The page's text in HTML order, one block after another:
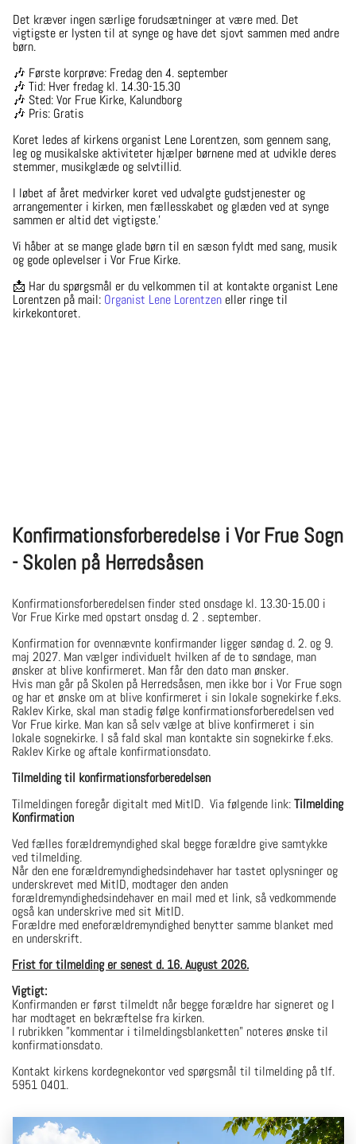
Det kræver ingen særlige forudsætninger at være med. Det
vigtigste er lysten til at synge og have det sjovt sammen med andre
børn.
🎶 Første korprøve: Fredag den 4. september
🎶 Tid: Hver fredag kl. 14.30-15.30
🎶 Sted: Vor Frue Kirke, Kalundborg
🎶 Pris: Gratis
Koret ledes af kirkens organist Lene Lorentzen, som gennem sang,
leg og musikalske aktiviteter hjælper børnene med at udvikle deres
stemmer, musikglæde og selvtillid.
I løbet af året medvirker koret ved udvalgte gudstjenester og
arrangementer i kirken, men fællesskabet og glæden ved at synge
sammen er altid det vigtigste.'
Vi håber at se mange glade børn til en sæson fyldt med sang, musik
og gode oplevelser i Vor Frue Kirke.
📩 Har du spørgsmål er du velkommen til at kontakte organist Lene
Lorentzen på mail: Organist Lene Lorentzen eller ringe til
kirkekontoret.
Konfirmationsforberedelse i Vor Frue Sogn
- Skolen på Herredsåsen
Konfirmationsforberedelsen finder sted onsdage kl. 13.30-15.00 i
Vor Frue Kirke med opstart onsdag d. 2 . september.
Konfirmation for ovennævnte konfirmander ligger søndag d. 2. og 9.
maj 2027. Man vælger individuelt hvilken af de to søndage, man
ønsker at blive konfirmeret. Man får den dato man ønsker.
Hvis man går på Skolen på Herredsåsen, men ikke bor i Vor Frue sogn
og har et ønske om at blive konfirmeret i sin lokale sognekirke f.eks.
Raklev Kirke, skal man stadig følge konfirmationsforberedelsen ved
Vor Frue kirke. Man kan så selv vælge at blive konfirmeret i sin
lokale sognekirke. I så fald skal man kontakte sin sognekirke f.eks.
Raklev Kirke og aftale konfirmationsdato.
Tilmelding til konfirmationsforberedelsen
Tilmeldingen foregår digitalt med MitID. Via følgende link:Tilmelding
Konfirmation
Ved fælles forældremyndighed skal begge forældre give samtykke
ved tilmelding.
Når den ene forældremyndighedsindehaver har tastet oplysninger og
underskrevet med MitID, modtager den anden
forældremyndighedsindehaver en mail med et link, så vedkommende
også kan underskrive med sit MitID.
Forældre med eneforældremyndighed benytter samme blanket med
en underskrift.
Frist for tilmelding er senest d. 16. August 2026.
Vigtigt:
Konfirmanden er først tilmeldt når begge forældre har signeret og I
har modtaget en bekræftelse fra kirken.
I rubrikken ”kommentar i tilmeldingsblanketten” noteres ønske til
konfirmationsdato.
Kontakt kirkens kordegnekontor ved spørgsmål til tilmelding på tlf.
5951 0401.